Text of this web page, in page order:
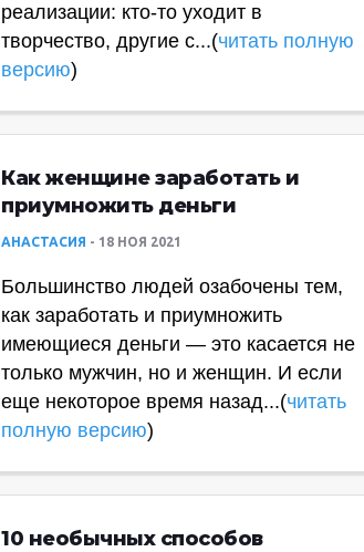
реализации: кто-то уходит в
творчество, другие с...(читать полную
версию)
Как женщине заработать и
приумножить деньги
АНАСТАСИЯ 18 НОЯ 2021
Большинство людей озабочены тем,
как заработать и приумножить
имеющиеся деньги — это касается не
только мужчин, но и женщин. И если
еще некоторое время назад...(читать
полную версию)
10 необычных способов